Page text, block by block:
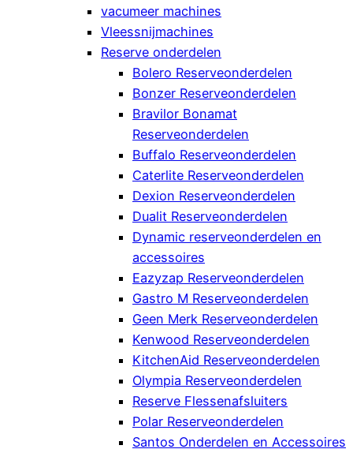
vacumeer machines
Vleessnijmachines
Reserve onderdelen
Bolero Reserveonderdelen
Bonzer Reserveonderdelen
Bravilor Bonamat
Reserveonderdelen
Buffalo Reserveonderdelen
Caterlite Reserveonderdelen
Dexion Reserveonderdelen
Dualit Reserveonderdelen
Dynamic reserveonderdelen en
accessoires
Eazyzap Reserveonderdelen
Gastro M Reserveonderdelen
Geen Merk Reserveonderdelen
Kenwood Reserveonderdelen
KitchenAid Reserveonderdelen
Olympia Reserveonderdelen
Reserve Flessenafsluiters
Polar Reserveonderdelen
Santos Onderdelen en Accessoires